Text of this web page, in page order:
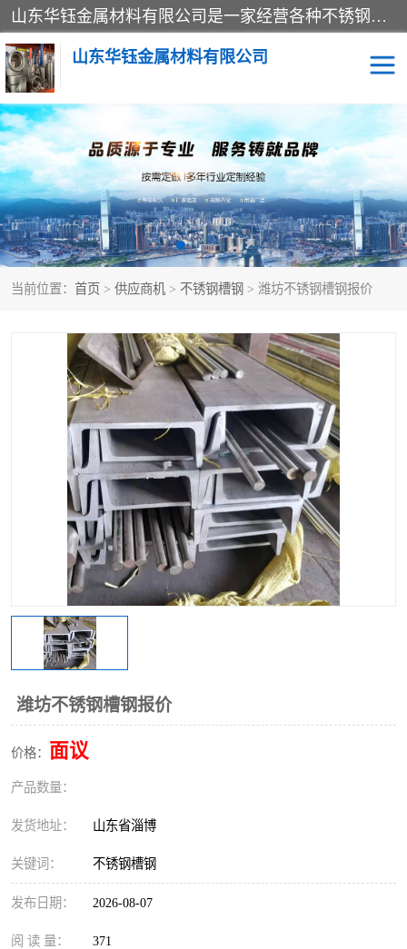
山东华钰金属材料有限公司是一家经营各种不锈钢管材、板材、圆钢、法兰、封头、型材等产品的公司；主营产品有：不锈钢管，激光切割，管件标准件，不锈钢圆钢，不锈钢人孔，不锈钢亮管，不锈钢角钢，不锈钢加工，不锈钢管子，不锈钢工业方管，不锈钢封头，不锈钢法兰，不锈钢阀门，不锈钢槽钢，不锈钢扁钢，不锈钢板等；可为客户制作各种规格的型材及不锈钢配件、非标准件及各种容器具等，能满足客户的不同采购要求。
山东华钰金属材料有限公司
当前位置： 首页 > 供应商机 > 不锈钢槽钢 > 潍坊不锈钢槽钢报价
潍坊不锈钢槽钢报价
价格： 面议
产品数量：
发货地址： 山东省淄博
关键词： 不锈钢槽钢
发布日期： 2026-08-07
阅 读 量： 371
不锈钢管 激光切割
管件标准件 不锈钢圆钢
不锈钢人孔 不锈钢亮管
不锈钢角钢 不锈钢加工
不锈钢板 不锈钢工业方管
不锈钢封头 不锈钢法兰
不锈钢阀门 不锈钢槽钢
不锈钢扁钢